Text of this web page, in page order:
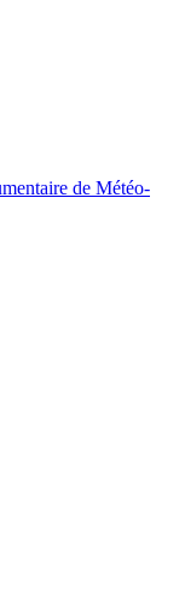
de Météo-